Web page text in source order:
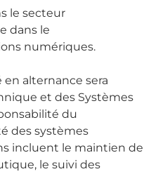
le secteur
dans le
numériques.
alternance sera
et des Systèmes
du
des systèmes
incluent le maintien de
le suivi des